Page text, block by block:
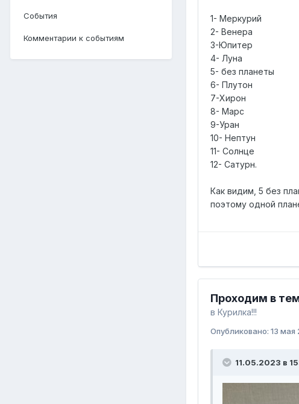
События
Комментарии к событиям
1- Меркурий
2- Венера
3-Юпитер
4- Луна
5- без планеты
6- Плутон
7-Хирон
8- Марс
9-Уран
10- Нептун
11- Солнце
12- Сатурн.
Как видим, 5 без
поэтому одной
Проходим в
в Курилка!!!
Опубликовано: 13 мая
11.05.2023 в